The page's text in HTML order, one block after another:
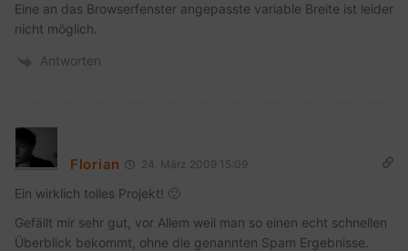
Eine an das Browserfenster angepasste variable Breite ist leider
nicht möglich.
Antworten
Florian 24. März 2009 15:09
Ein wirklich tolles Projekt! 🙂
Gefällt mir sehr gut, vor Allem weil man so einen echt schnellen
Überblick bekommt, ohne die genannten Spam Ergebnisse.